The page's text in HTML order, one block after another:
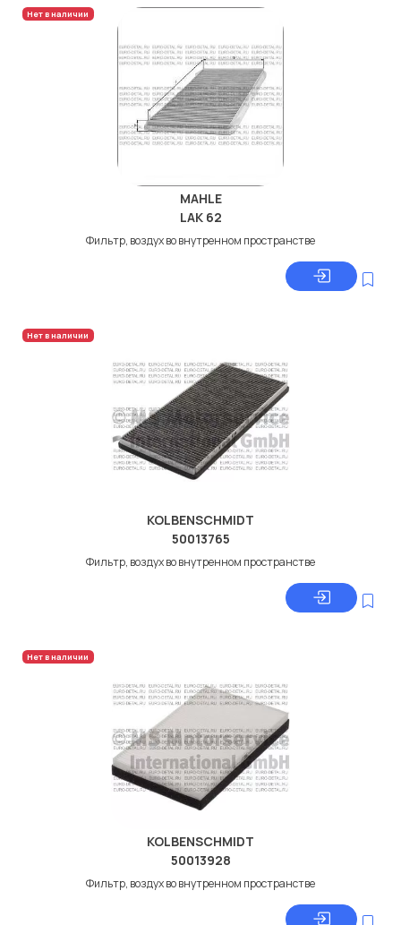
Нет в наличии
MAHLE
LAK 62
Фильтр, воздух во внутренном пространстве
Нет в наличии
KOLBENSCHMIDT
50013765
Фильтр, воздух во внутренном пространстве
Нет в наличии
KOLBENSCHMIDT
50013928
Фильтр, воздух во внутренном пространстве